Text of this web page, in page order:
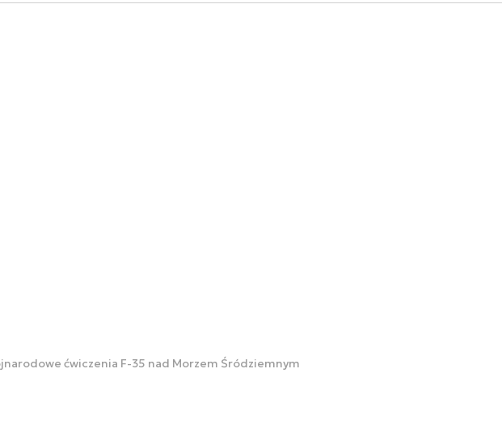
ćwiczenia F-35 nad Morzem Śródziemnym